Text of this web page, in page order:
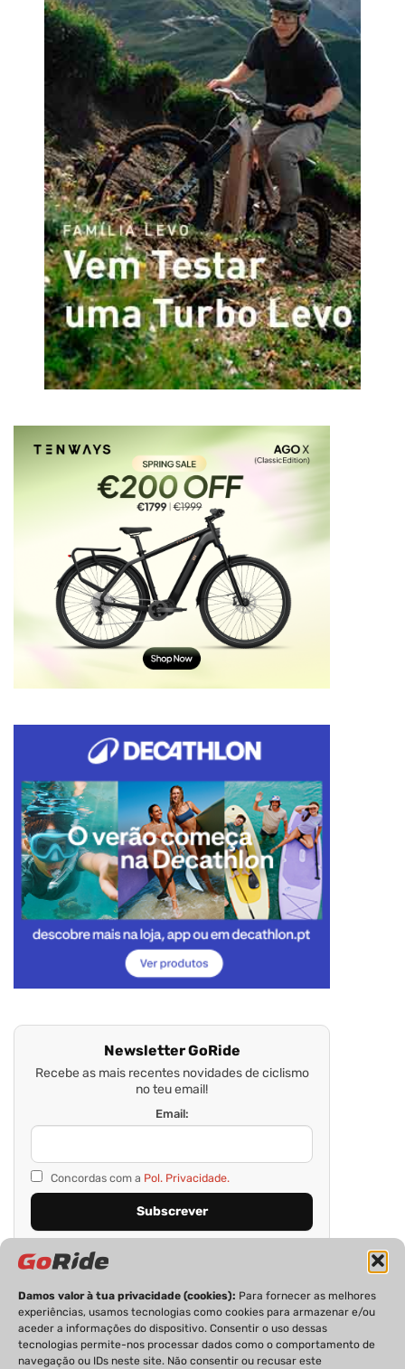
Damos valor à tua privacidade (cookies): Para fornecer as melhores
experiências, usamos tecnologias como cookies para armazenar e/ou
aceder a informações do dispositivo. Consentir o uso dessas
tecnologias permite-nos processar dados como o comportamento de
navegação ou IDs neste site. Não consentir ou recusar este
Newsletter GoRide
Recebe as mais recentes novidades de ciclismo
no teu email!
Email:
Concordas com a Pol. Privacidade.